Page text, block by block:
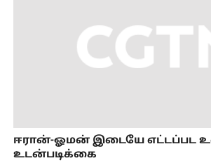
ஈரான்-ஓமன் இடையே எட்டப்பட
உடன்படிக்கை